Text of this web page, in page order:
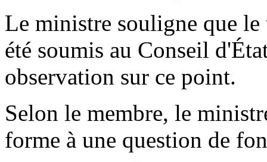
Le ministre souligne que
été soumis au Conseil
observation sur ce point.
Selon le membre, le
forme à une question de